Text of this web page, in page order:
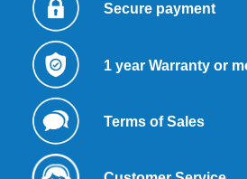
Secure payment
1 year Warranty or
Terms of Sales